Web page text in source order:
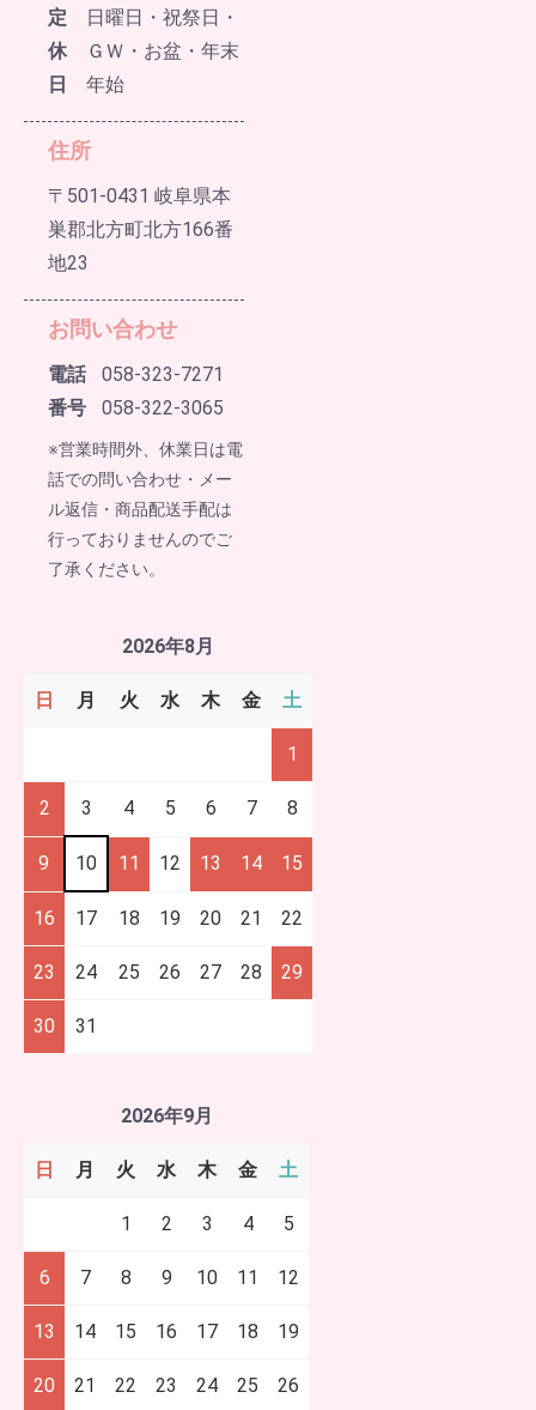
定
休
日
日曜日・祝祭日・
ＧＷ・お盆・年末
年始
住所
〒501-0431 岐阜県本
巣郡北方町北方166番
地23
お問い合わせ
電話
番号
058-323-7271
058-322-3065
※営業時間外、休業日は電
話での問い合わせ・メー
ル返信・商品配送手配は
行っておりませんのでご
了承ください。
2026年8月
日 月 火 水 木 金 土
1
2 3 4 5 6 7 8
9 10 11 12 13 14 15
16 17 18 19 20 21 22
23 24 25 26 27 28 29
30 31
2026年9月
日 月 火 水 木 金 土
1 2 3 4 5
6 7 8 9 10 11 12
13 14 15 16 17 18 19
20 21 22 23 24 25 26